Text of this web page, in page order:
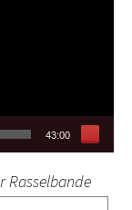
43:00
Rasselbande